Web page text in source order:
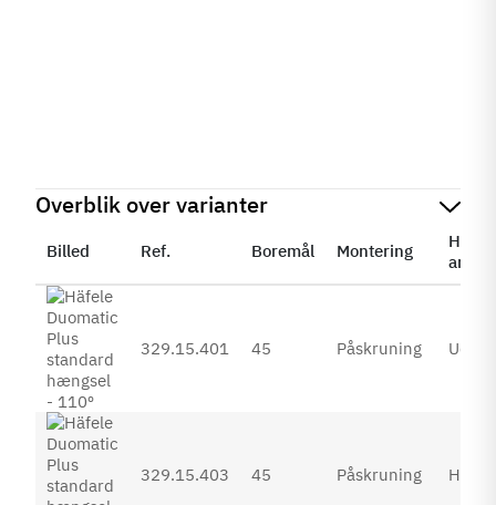
Overblik over varianter
Billed Ref. Boremål Montering
329.15.401 45 Påskruning
329.15.403 45 Påskruning